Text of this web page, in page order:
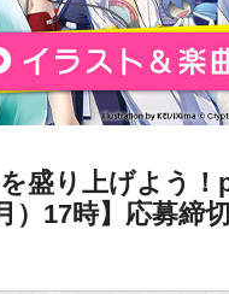
盛り上げよう
）17時】応募締